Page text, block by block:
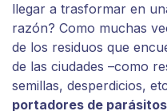
llegar a trasformar en
razón? Como muchas
de los residuos que
de las ciudades –como
semillas, desperdicios,
portadores de